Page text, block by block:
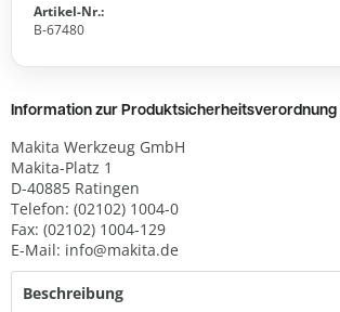
Artikel-Nr.:
B-67480
Information zur Produktsicherheitsverordnung
Makita Werkzeug GmbH
Makita-Platz 1
D-40885 Ratingen
Telefon: (02102) 1004-0
Fax: (02102) 1004-129
E-Mail: info@makita.de
Beschreibung